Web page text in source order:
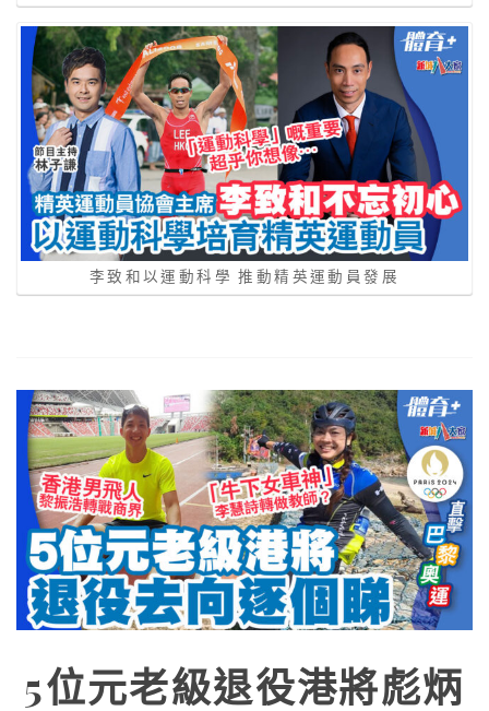
李致和以運動科學 推動精英運動員發展
5位元老級退役港將彪炳